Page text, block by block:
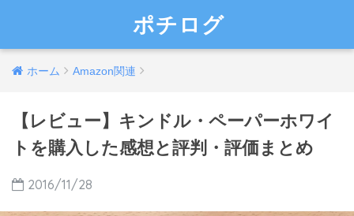
ポチログ
ホーム Amazon関連
【レビュー】キンドル・ペーパーホワイ
トを購入した感想と評判・評価まとめ
2016/11/28